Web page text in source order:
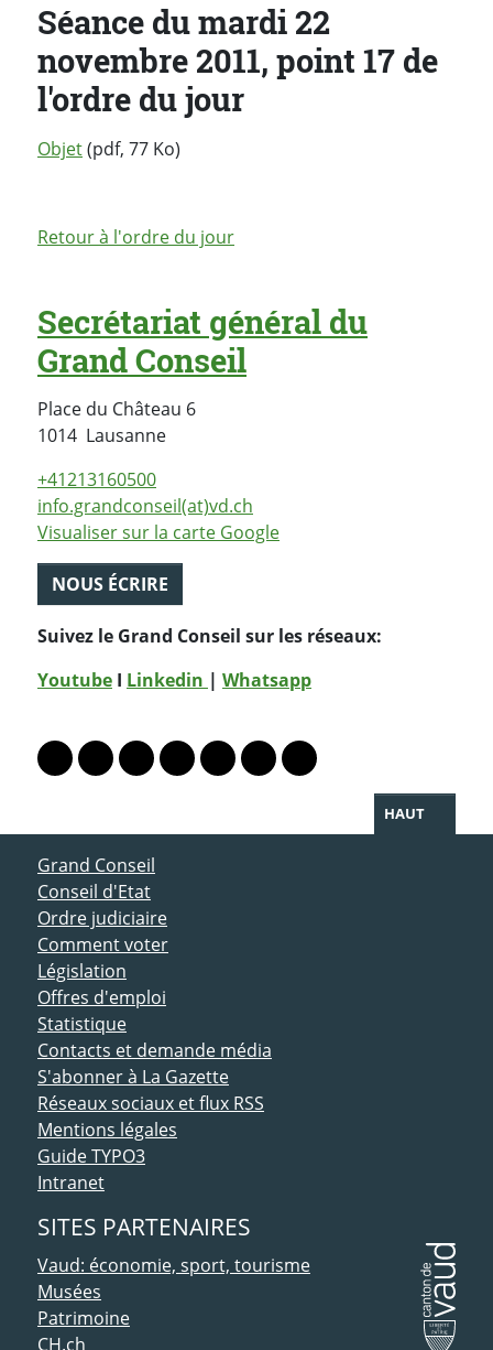
Séance du mardi 22
novembre 2011, point 17 de
l'ordre du jour
Objet(pdf, 77 Ko)
Retour à l'ordre du jour
Secrétariat général du
Grand Conseil
Place du Château 6
1014 LausanneSuisse
+41213160500
info.grandconseil(at)vd.ch
Visualiser sur la carte Google
NOUS ÉCRIRE
Suivez le Grand Conseil sur les réseaux:
Youtube I Linkedin | Whatsapp
Lien vers le profil Mastodon
Lien vers le profil Bluesky
Lien vers le profil Instagram
Lien vers le profil Linkedin
Lien vers le profil Facebook
Lien vers le profil Twitter
Partager par WhatsApp
HAUT
ACCÈS DIRECT
Grand Conseil
Conseil d'Etat
Ordre judiciaire
Comment voter
Législation
Offres d'emploi
Statistique
Contacts et demande média
S'abonner à La Gazette
Réseaux sociaux et flux RSS
Mentions légales
Guide TYPO3
Intranet
SITES PARTENAIRES
Vaud: économie, sport, tourisme
Musées
Patrimoine
CH.ch